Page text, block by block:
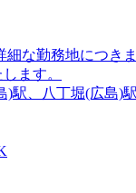
な勤務地につき
ます。
)駅、八丁堀(広島)駅